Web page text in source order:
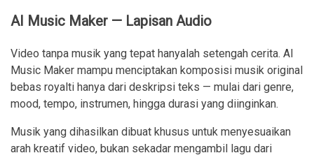
AI Music Maker — Lapisan Audio
Video tanpa musik yang tepat hanyalah setengah cerita. AI
Music Maker mampu menciptakan komposisi musik original
bebas royalti hanya dari deskripsi teks — mulai dari genre,
mood, tempo, instrumen, hingga durasi yang diinginkan.
Musik yang dihasilkan dibuat khusus untuk menyesuaikan
arah kreatif video, bukan sekadar mengambil lagu dari